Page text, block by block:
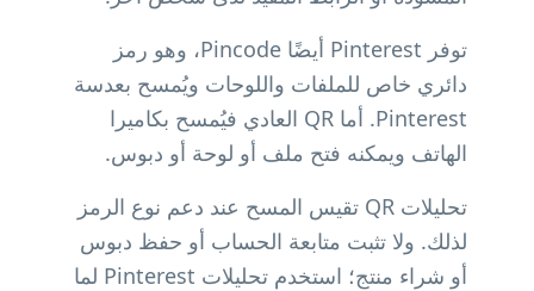
توفر Pinterest أيضًا Pincode، وهو رمز
دائري خاص للملفات واللوحات ويُمسح بعدسة
Pinterest. أما QR العادي فيُمسح بكاميرا
الهاتف ويمكنه فتح ملف أو لوحة أو دبوس.
تحليلات QR تقيس المسح عند دعم نوع الرمز
لذلك. ولا تثبت متابعة الحساب أو حفظ دبوس
أو شراء منتج؛ استخدم تحليلات Pinterest لما